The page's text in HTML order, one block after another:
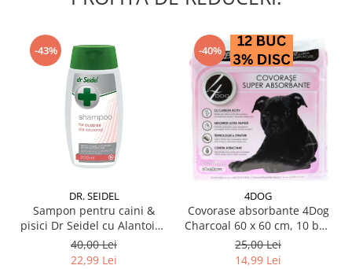
-43%
DR. SEIDEL
Sampon pentru caini &
pisici Dr Seidel cu Alantoina
220 ml
40,00 Lei
22,99 Lei
-40%
4DOG
Covorase absorbante 4Dog
Charcoal 60 x 60 cm, 10 buc
/ pachet
25,00 Lei
14,99 Lei